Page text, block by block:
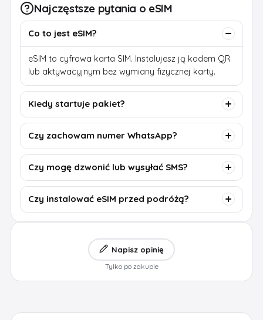
Najczęstsze pytania o eSIM
Co to jest eSIM?
eSIM to cyfrowa karta SIM. Instalujesz ją kodem QR
lub aktywacyjnym bez wymiany fizycznej karty.
Kiedy startuje pakiet?
Czy zachowam numer WhatsApp?
Czy mogę dzwonić lub wysyłać SMS?
Czy instalować eSIM przed podróżą?
Napisz opinię
Tylko po zakupie